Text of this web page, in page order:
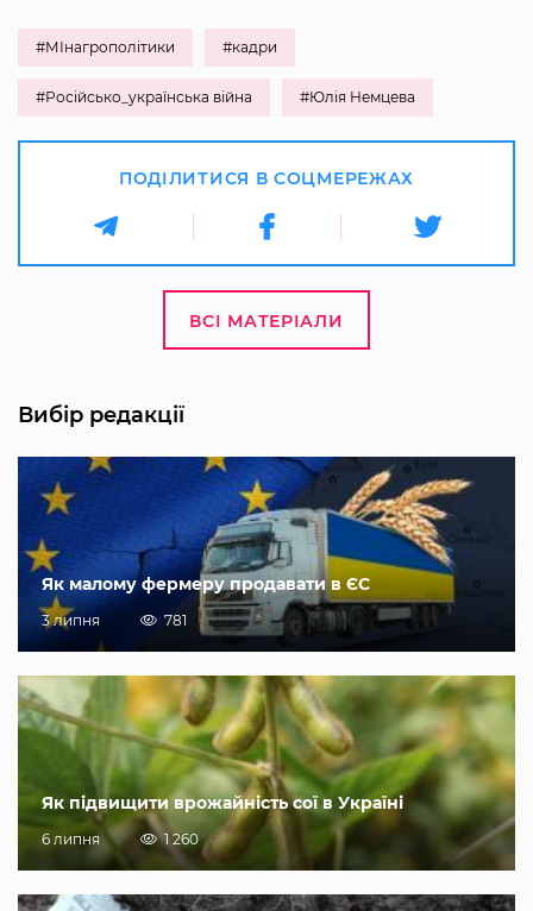
#МІнагрополітики #кадри
#Російсько_українська війна #Юлія Немцева
ПОДІЛИТИСЯ В СОЦМЕРЕЖАХ
ВСІ МАТЕРІАЛИ
Вибір редакції
Як малому фермеру продавати в ЄС
3 липня 781
Як підвищити врожайність сої в Україні
6 липня 1 260